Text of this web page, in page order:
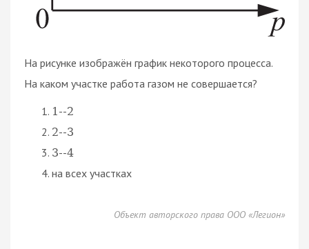
На рисунке изображён график некоторого процесса.
На каком участке работа газом не совершается?
1--2
2--3
3--4
на всех участках
Объект авторского права ООО «Легион»